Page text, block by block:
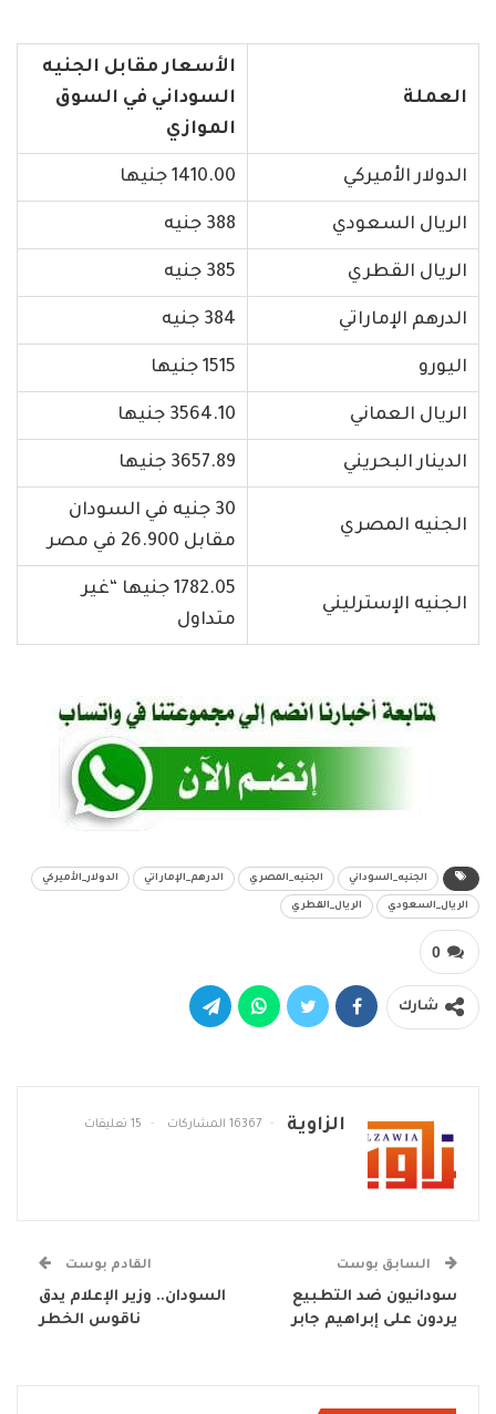
العملة
الأسعار مقابل الجنيه
السوداني في السوق
الموازي
الدولار الأميركي 1410.00 جنيها
الريال السعودي 388 جنيه
الريال القطري 385 جنيه
الدرهم الإماراتي 384 جنيه
اليورو 1515 جنيها
الريال العماني 3564.10 جنيها
الدينار البحريني 3657.89 جنيها
الجنيه المصري
30 جنيه في السودان
مقابل 26.900 في مصر
الجنيه الإسترليني
1782.05 جنيها “غير
متداول
الجنيه_السوداني الجنيه_المصري الدرهم_الإماراتي الدولار_الأميركي
الريال_السعودي الريال_القطري
0
شارك
الزاوية 16367 المشاركات 15 تعليقات
السابق بوست
سودانيون ضد التطبيع
يردون على إبراهيم جابر
القادم بوست
السودان.. وزير الإعلام يدق
ناقوس الخطر